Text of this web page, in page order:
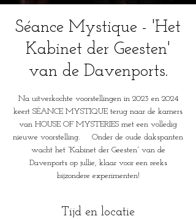
Séance Mystique - 'Het
Kabinet der Geesten'
van de Davenports.
Na uitverkochte voorstellingen in 2023 en 2024
keert SÉANCE MYSTIQUE terug naar de kamers
van HOUSE OF MYSTERIES met een volledig
nieuwe voorstelling. Onder de oude dakspanten
wacht het “Kabinet der Geesten” van de
Davenports op jullie, klaar voor een reeks
bijzondere experimenten!
Tijd en locatie